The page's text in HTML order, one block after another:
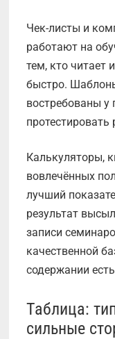
Чек-листы и
работают на
тем, кто читает
быстро.
востребованы у
протестировать
Калькуляторы,
вовлечённых
лучший
результат
записи
качественной
содержании
Таблица:
сильные